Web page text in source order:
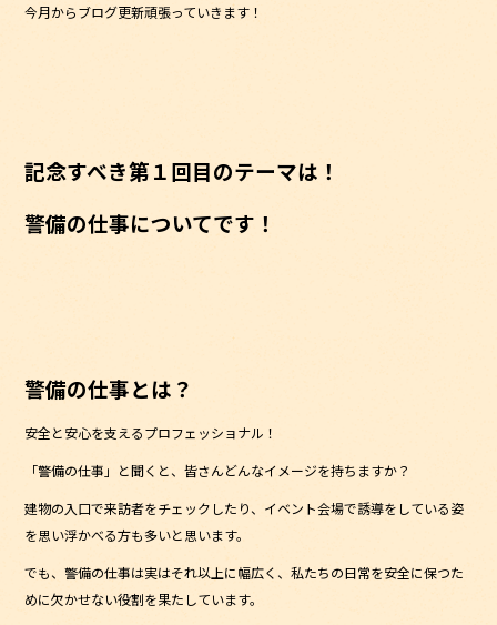
今月からブログ更新頑張っていきます！
記念すべき第１回目のテーマは！
警備の仕事についてです！
警備の仕事とは？
安全と安心を支えるプロフェッショナル！
「警備の仕事」と聞くと、皆さんどんなイメージを持ちますか？
建物の入口で来訪者をチェックしたり、イベント会場で誘導をしている姿
を思い浮かべる方も多いと思います。
でも、警備の仕事は実はそれ以上に幅広く、私たちの日常を安全に保つた
めに欠かせない役割を果たしています。